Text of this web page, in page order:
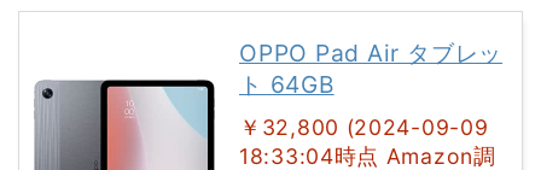
OPPO Pad Air タブレッ
ト 64GB
￥32,800 (2024-09-09
18:33:04時点 Amazon調